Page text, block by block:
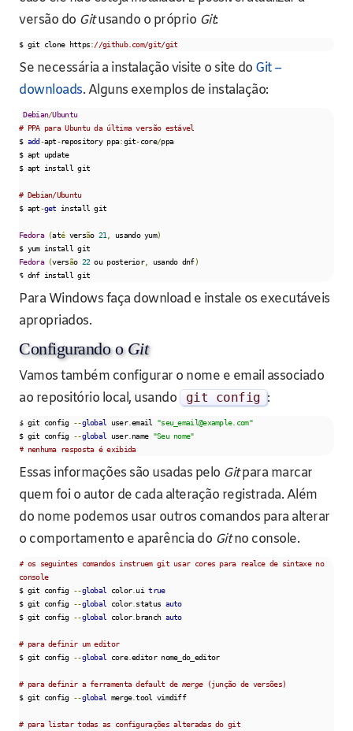
versão do Gitusando o próprio Git:
$ git clone https://github.com/git/git
Se necessária a instalação visite o site do Git –
downloads. Alguns exemplos de instalação:
Debian/Ubuntu
# PPA para Ubuntu da última versão estável
$ add-apt-repository ppa:git-core/ppa
$ apt update
$ apt install git
# Debian/Ubuntu
$ apt-get install git
Fedora (até versão 21 usando yum)
Fedora (versão 22 ou posterior, usando dnf)
$ dnf install git
Para Windows faça download e instale os executáveis
apropriados.
Configurando oGit
Vamos também configurar o nome e email associado
ao repositório local, usando
git config :
$ git config --global user.email "seu_email@example.com"
$ git config --global user. name "Seu nome"
# nenhuma resposta é exibida
Essas informações são usadas pelo Gitpara marcar
quem foi o autor de cada alteração registrada. Além
do nome podemos usar outros comandos para alterar
o comportamento e aparência do Gitno console.
# os seguintes comandos instruem git usar cores para realce de sintaxe no
console
$ git config --global color. ui true
$ git config --global color. status auto
$ git config --global color. branch auto
# para definir um editor
$ git config --global core.editor nome_do_editor
# para definir a ferramenta default de merge (junção de versões)
$ git config --global merge.tool vimdiff
# para listar todas as configurações alteradas do git